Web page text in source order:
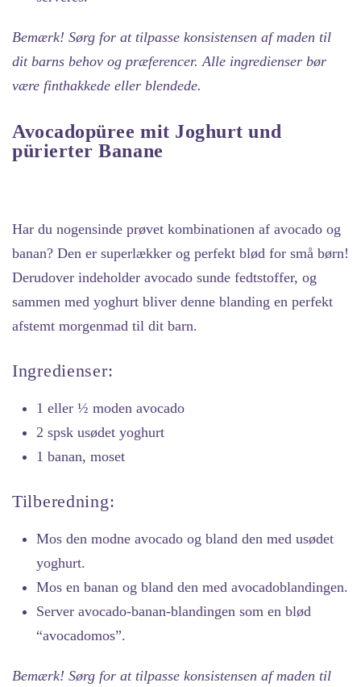
Bemærk! Sørg for at tilpasse konsistensen af maden til
dit barns behov og præferencer. Alle ingredienser bør
være finthakkede eller blendede.
Avocadopüree mit Joghurt und
pürierter Banane
Har du nogensinde prøvet kombinationen af avocado og
banan? Den er superlækker og perfekt blød for små børn!
Derudover indeholder avocado sunde fedtstoffer, og
sammen med yoghurt bliver denne blanding en perfekt
afstemt morgenmad til dit barn.
Ingredienser:
1 eller ½ moden avocado
2 spsk usødet yoghurt
1 banan, moset
Tilberedning:
Mos den modne avocado og bland den med usødet
yoghurt.
Mos en banan og bland den med avocadoblandingen.
Server avocado-banan-blandingen som en blød
“avocadomos”.
Bemærk! Sørg for at tilpasse konsistensen af maden til